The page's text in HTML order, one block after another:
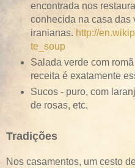
encontrada nos
conhecida na casa das
iranianas. http://
te_soup
Salada verde com
receita é exatamente
Sucos - puro, com
de rosas, etc.
Tradições
Nos casamentos, um cesto